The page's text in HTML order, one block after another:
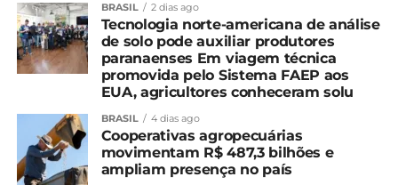
BRASIL 2 dias ago
Tecnologia norte-americana de análise
de solo pode auxiliar produtores
paranaenses Em viagem técnica
promovida pelo Sistema FAEP aos
EUA, agricultores conheceram solu
BRASIL 4 dias ago
Cooperativas agropecuárias
movimentam R$ 487,3 bilhões e
ampliam presença no país